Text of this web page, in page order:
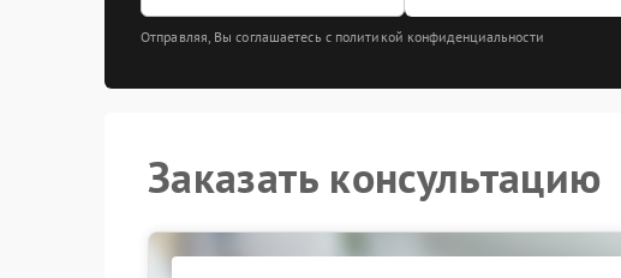
Отправляя, Вы соглашаетесь с политикой конфиденциальности
Заказать консультацию